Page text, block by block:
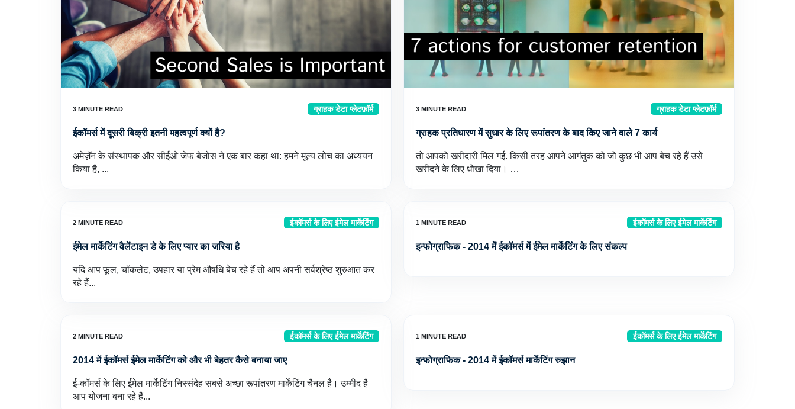
ग्राहक डेटा प्लेटफ़ॉर्म
ईकॉमर्स में दूसरी बिक्री इतनी महत्वपूर्ण क्यों है?
अमेज़ॅन के संस्थापक और सीईओ जेफ बेजोस ने एक बार कहा था: हमने मूल्य लोच का अध्ययन
किया है, ...
ग्राहक डेटा प्लेटफ़ॉर्म
ग्राहक प्रतिधारण में सुधार के लिए रूपांतरण के बाद किए जाने वाले 7 कार्य
तो आपको खरीदारी मिल गई. किसी तरह आपने आगंतुक को जो कुछ भी आप बेच रहे हैं उसे
खरीदने के लिए धोखा दिया। …
ईकॉमर्स के लिए ईमेल मार्केटिंग
ईमेल मार्केटिंग वैलेंटाइन डे के लिए प्यार का जरिया है
यदि आप फूल, चॉकलेट, उपहार या प्रेम औषधि बेच रहे हैं तो आप अपनी सर्वश्रेष्ठ शुरुआत कर
रहे हैं...
ईकॉमर्स के लिए ईमेल मार्केटिंग
इन्फोग्राफिक - 2014 में ईकॉमर्स में ईमेल मार्केटिंग के लिए संकल्प
ईकॉमर्स के लिए ईमेल मार्केटिंग
2014 में ईकॉमर्स ईमेल मार्केटिंग को और भी बेहतर कैसे बनाया जाए
ई-कॉमर्स के लिए ईमेल मार्केटिंग निस्संदेह सबसे अच्छा रूपांतरण मार्केटिंग चैनल है। उम्मीद है
आप योजना बना रहे हैं...
ईकॉमर्स के लिए ईमेल मार्केटिंग
इन्फोग्राफिक - 2014 में ईकॉमर्स मार्केटिंग रुझान